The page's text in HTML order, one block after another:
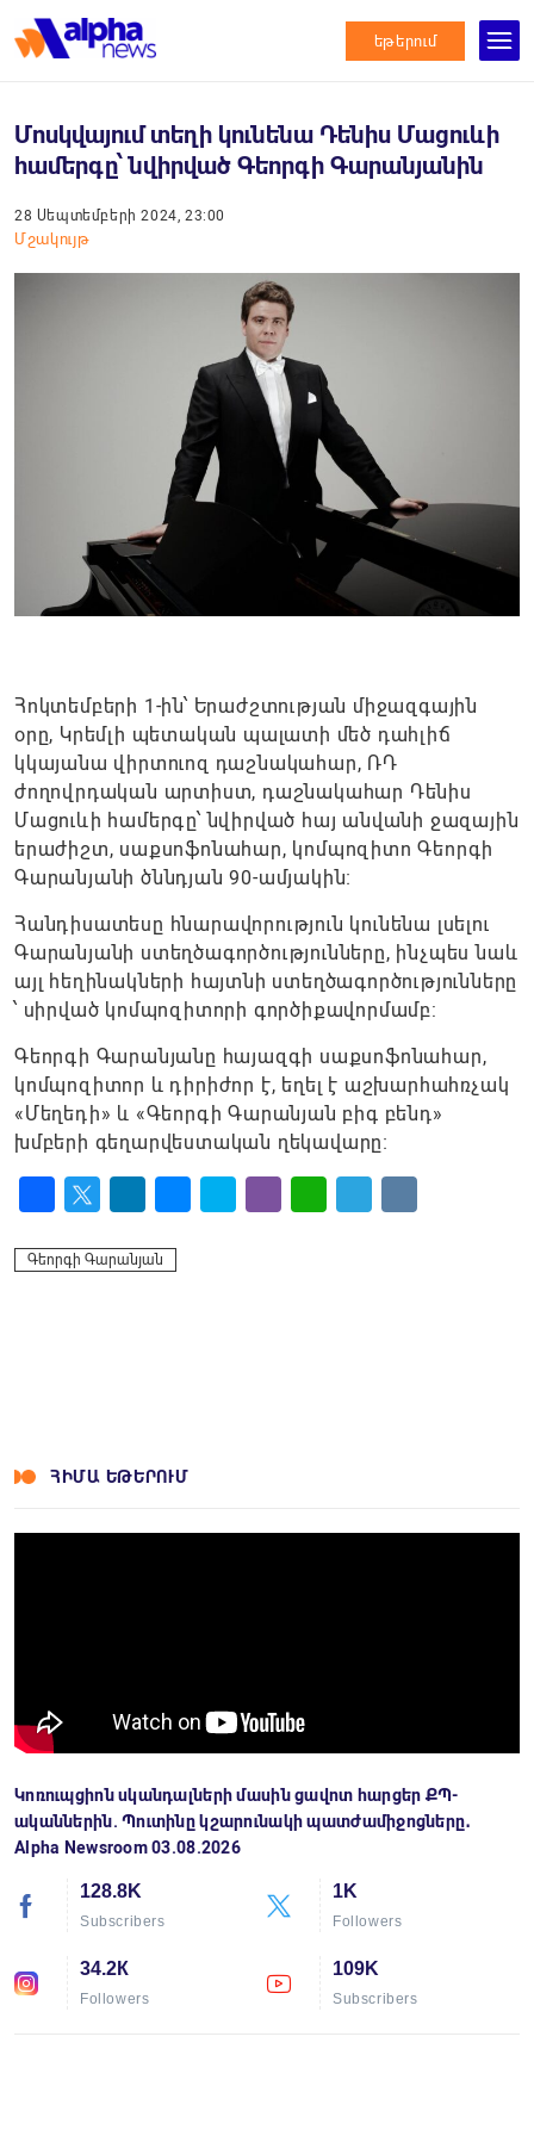
եթերում
Մոսկվայում տեղի կունենա Դենիս Մացուևի
համերգը՝ նվիրված Գեորգի Գարանյանին
28 Սեպտեմբերի 2024, 23:00
Մշակույթ
Հոկտեմբերի 1-ին՝ Երաժշտության միջազգային
օրը, Կրեմլի պետական պալատի մեծ դահլիճ
կկայանա վիրտուոզ դաշնակահար, ՌԴ
ժողովրդական արտիստ, դաշնակահար Դենիս
Մացուևի համերգը՝ նվիրված հայ անվանի ջազային
երաժիշտ, սաքսոֆոնահար, կոմպոզիտո Գեորգի
Գարանյանի ծննդյան 90-ամյակին։
Հանդիսատեսը հնարավորություն կունենա լսելու
Գարանյանի ստեղծագործությունները, ինչպես նաև
այլ հեղինակների հայտնի ստեղծագործությունները
՝ սիրված կոմպոզիտորի գործիքավորմամբ:
Գեորգի Գարանյանը հայազգի սաքսոֆոնահար,
կոմպոզիտոր և դիրիժոր է, եղել է աշխարհահռչակ
«Մեղեդի» և «Գեորգի Գարանյան բիգ բենդ»
խմբերի գեղարվեստական ղեկավարը։
Գեորգի Գարանյան
ՀԻՄԱ ԵԹԵՐՈՒՄ
Կոռուպցիոն սկանդալների մասին ցավոտ հարցեր ՔՊ-
ականներին. Պուտինը կշարունակի պատժամիջոցները․
Alpha Newsroom 03.08.2026
128.8K
Subscribers
1K
Followers
34.2К
Followers
109K
Subscribers